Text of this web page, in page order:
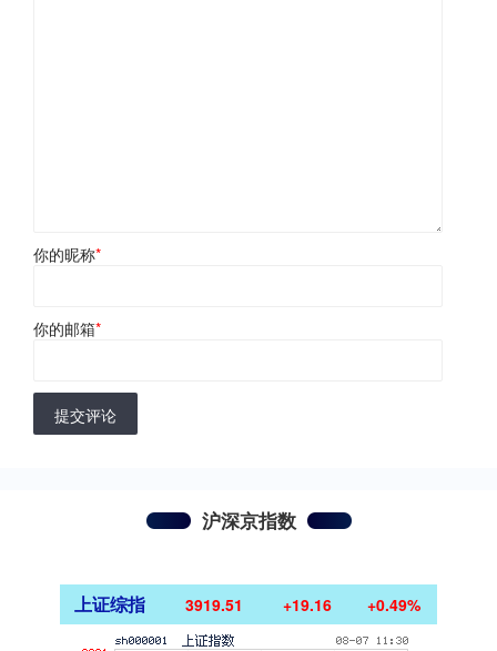
你的昵称*
你的邮箱*
提交评论
沪深京指数
上证综指 3919.51 +19.16 +0.49%